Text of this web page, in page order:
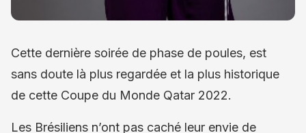
Cette dernière soirée de phase de poules, est
sans doute là plus regardée et la plus historique
de cette Coupe du Monde Qatar 2022.
Les Brésiliens n’ont pas caché leur envie de